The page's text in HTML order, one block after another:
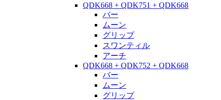
QDK668 + QDK751 + QDK668
バー
ムーン
グリップ
スワンティル
アーチ
QDK668 + QDK752 + QDK668
バー
ムーン
グリップ